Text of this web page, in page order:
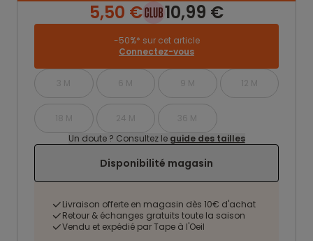
5,50 € 10,99 €
-50%* sur cet article
Connectez-vous
3 M 6 M 9 M 12 M
18 M 24 M
36 M
Un doute ? Consultez le guide des tailles
Disponibilité magasin
Livraison offerte en magasin dès 10€ d'achat
Retour & échanges gratuits toute la saison
Vendu et expédié par Tape à l'Oeil